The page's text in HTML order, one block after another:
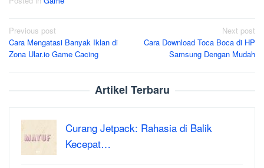
Post
navigation
Previous post
Cara Mengatasi Banyak Iklan di
Zona Ular.io Game Cacing
Next post
Cara Download Toca Boca di HP
Samsung Dengan Mudah
Artikel Terbaru
Curang Jetpack: Rahasia di Balik
Kecepat…